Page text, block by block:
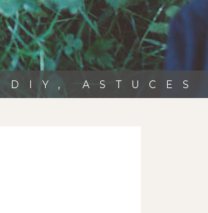
ASTUCES